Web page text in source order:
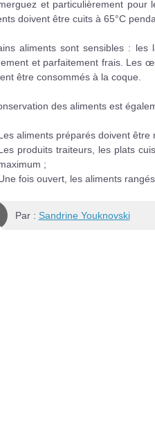
et particulièrement pour
doivent être cuits à 65°C
aliments sont sensibles : les
et parfaitement frais. Les
être consommés à la coque.
des aliments est
aliments préparés doivent
produits traiteurs, les plats
;
fois ouvert, les aliments
Par : Sandrine Youknovski